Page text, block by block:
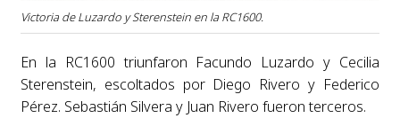
Victoria de Luzardo y Sterenstein en la RC1600.
En la RC1600 triunfaron Facundo Luzardo y Cecilia
Sterenstein, escoltados por Diego Rivero y Federico
Pérez. Sebastián Silvera y Juan Rivero fueron terceros.